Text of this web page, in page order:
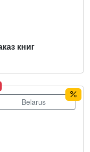
книг
Belarus